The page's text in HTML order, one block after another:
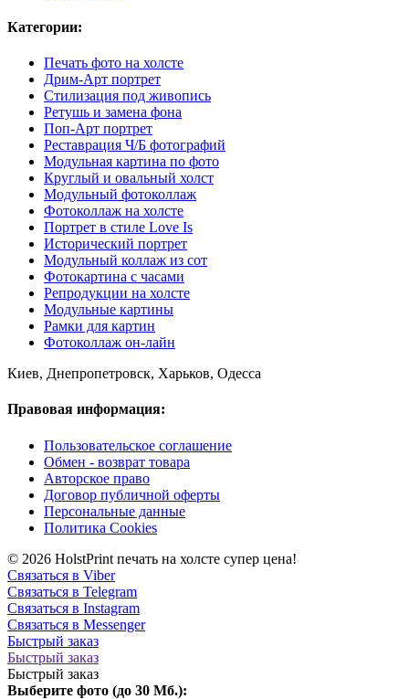
Категории:
Печать фото на холсте
Дрим-Арт портрет
Стилизация под живопись
Ретушь и замена фона
Поп-Арт портрет
Реставрация Ч/Б фотографий
Модульная картина по фото
Круглый и овальный холст
Модульный фотоколлаж
Фотоколлаж на холсте
Портрет в стиле Love Is
Исторический портрет
Модульный коллаж из сот
Фотокартина с часами
Репродукции на холсте
Модульные картины
Рамки для картин
Фотоколлаж он-лайн
Киев, Днепропетровск, Харьков, Одесса
Правовая информация:
Пользовательское соглашение
Обмен - возврат товара
Авторское право
Договор публичной оферты
Персональные данные
Политика Cookies
© 2026 HolstPrint печать на холсте супер цена!
Связаться в Viber
Связаться в Telegram
Связаться в Instagram
Связаться в Messenger
Быстрый заказ
Быстрый заказ
Быстрый заказ
Выберите фото (до 30 Мб.):